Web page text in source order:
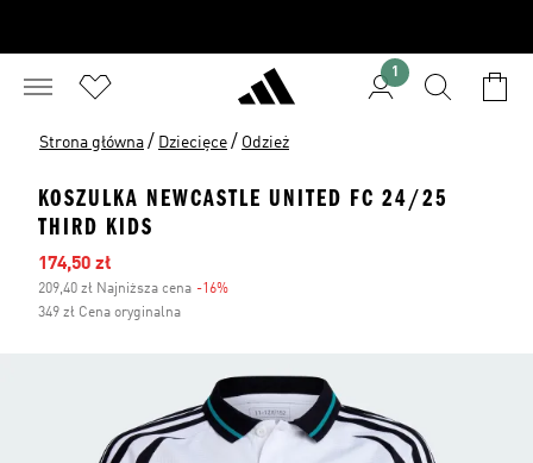
1
Strona główna / Dziecięce / Odzież
KOSZULKA NEWCASTLE UNITED FC 24/25
THIRD KIDS
Ceny na wyprzedaży
174,50 zł
209,40 zł Najniższa cena -16%
349 zł Cena oryginalna